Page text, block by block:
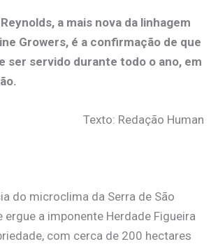
a mais nova da linhagem
Growers, é a confirmação de que
ser servido durante todo o ano, em
Texto: Redação Human
do microclima da Serra de São
ergue a imponente Herdade Figueira
com cerca de 200 hectares